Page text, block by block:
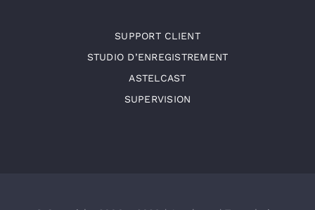
SUPPORT CLIENT
STUDIO D’ENREGISTREMENT
ASTELCAST
SUPERVISION